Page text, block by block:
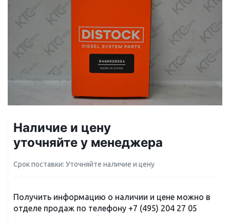
Наличие и цену
уточняйте у менеджера
Срок поставки: Уточняйте наличие и цену
Получить информацию о наличии и цене можно в
отделе продаж по телефону +7 (495) 204 27 05